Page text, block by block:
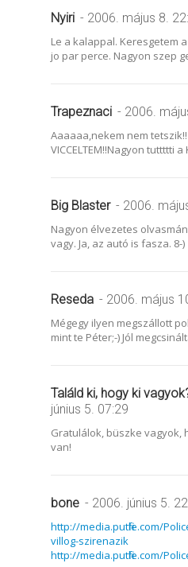
Nyiri - 2006. május 8.
Le a kalappal. Keresgetem
jo par perce. Nagyon szep
Trapeznaci - 2006.
Aaaaaa,nekem nem tetszik!!
VICCELTEM!!Nagyon tuttttti a
Big Blaster - 2006.
Nagyon élvezetes
vagy. Ja, az autó is fasza. 8-)
Reseda - 2006. május
Mégegy ilyen megszállott
mint te Péter;-) Jól
Találd ki, hogy ki
június 5. 07:29
Gratulálok, büszke vagyok,
van!
bone - 2006. június 5.
http://media.putfile.com/
villog-szirenazik
http://media.putfile.com/